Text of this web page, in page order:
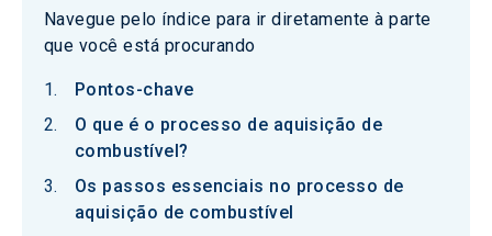
Navegue pelo índice para ir diretamente à parte
que você está procurando
Pontos-chave
O que é o processo de aquisição de
combustível?
Os passos essenciais no processo de
aquisição de combustível